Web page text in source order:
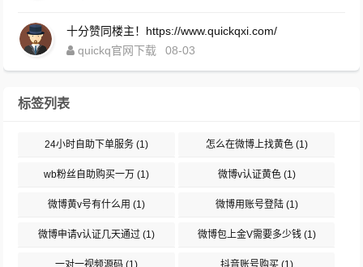
十分赞同楼主！https://www.quickqxi.com/
quickq官网下载
08-03
标签列表
24小时自助下单服务 (1) 怎么在微博上找黄色(1)
wb粉丝自助购买一万 (1) 微博v认证黄色(1)
微博黄v号有什么用 (1) 微博用账号登陆(1)
微博申请v认证几天通过 (1) 微博包上金V需要多少钱(1)
一对一视频源码 (1) 抖音账号购买(1)